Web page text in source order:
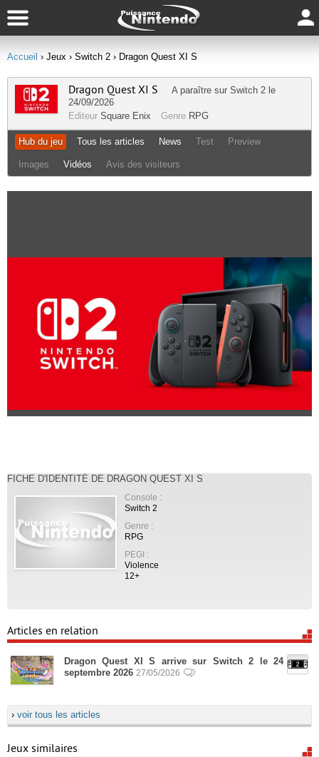
Accueil › Jeux › Switch 2 › Dragon Quest XI S
Dragon Quest XI S A paraître sur Switch 2 le
24/09/2026
Editeur Square Enix Genre RPG
Hub du jeu Tous les articles News Test Preview
Images Vidéos Avis des visiteurs
FICHE D'IDENTITÉ DE DRAGON QUEST XI S
Console :
Switch 2
Genre :
RPG
PEGI :
Violence
12+
Articles en relation
Dragon Quest XI S arrive sur Switch 2 le 24
septembre 2026 27/05/2026
› voir tous les articles
Jeux similaires